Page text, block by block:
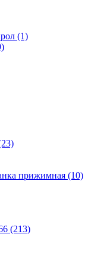
(1)
прижимная (10)
(213)